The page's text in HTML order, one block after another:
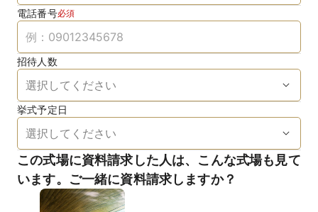
電話番号必須
招待人数
挙式予定日
この式場に資料請求した人は、こんな式場も見て
います。ご一緒に資料請求しますか？